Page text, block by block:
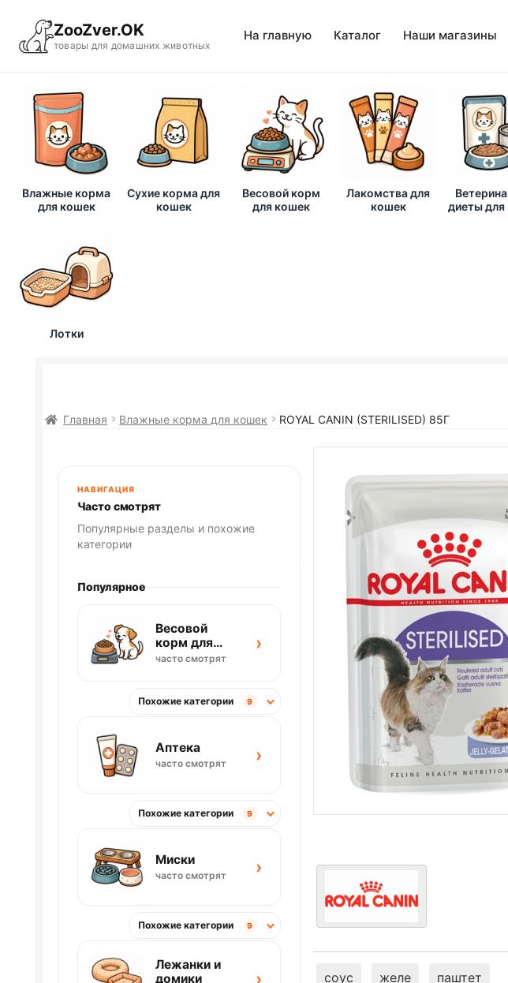
ZooZver.OK
товары для домашних животных
На главную Каталог Наши магазины
Влажные корма
для кошек
Сухие корма для
кошек
Весовой корм
для кошек
Лакомства для
кошек
диеты
Лотки
Главная Влажные корма для кошек ROYAL CANIN (STERILISED) 85Г
соус желе паштет
НАВИГАЦИЯ
Часто смотрят
Популярные разделы и похожие
категории
Популярное
Весовой
корм для
собак
часто смотрят
›
Похожие категории 9
Аптека
часто смотрят ›
Похожие категории 9
Миски
часто смотрят ›
Похожие категории 9
Лежанки и
домики